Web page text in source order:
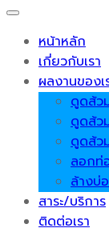
หน้าหลัก
เกี่ยวกับเรา
ผลงานของเ
ดูดส้ว
ดูดส้ว
ดูดส้ว
ลอกท่
ล้างบ่
สาระ/บริการ
ติดต่อเรา